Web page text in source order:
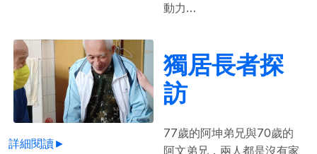
動力…
詳細閱讀►
獨居長者探
訪
77歲的阿坤弟兄與70歲的
阿文弟兄，兩人都是沒有家